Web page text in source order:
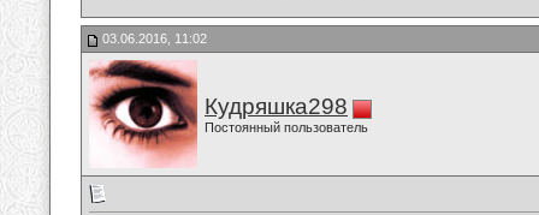
03.06.2016, 11:02
Кудряшка298
Постоянный пользователь